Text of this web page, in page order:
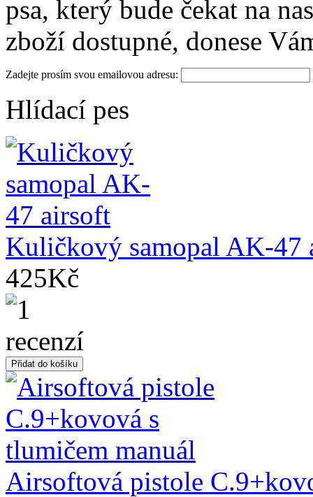
psa, který bude čekat na
zboží dostupné, donese
Zadejte prosím svou emailovou adresu:
Hlídací pes
Kuličkový samopal AK-47
425Kč
Airsoftová pistole